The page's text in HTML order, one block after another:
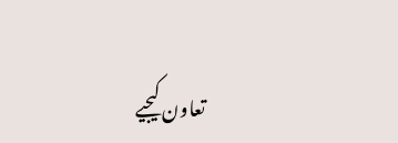
تعاون کیجیے